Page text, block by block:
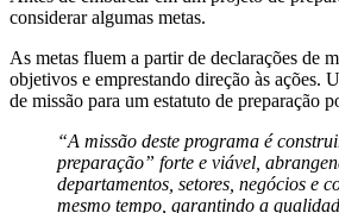
considerar algumas metas.
As metas fluem a partir de declarações de
objetivos e emprestando direção às ações.
de missão para um estatuto de preparação
“A missão deste programa é
preparação” forte e viável,
departamentos, setores, negócios e
mesmo tempo, garantindo a